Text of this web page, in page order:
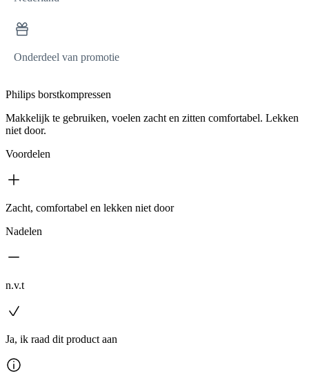
Onderdeel van promotie
Philips borstkompressen
Makkelijk te gebruiken, voelen zacht en zitten comfortabel. Lekken
niet door.
Voordelen
Zacht, comfortabel en lekken niet door
Nadelen
n.v.t
Ja, ik raad dit product aan